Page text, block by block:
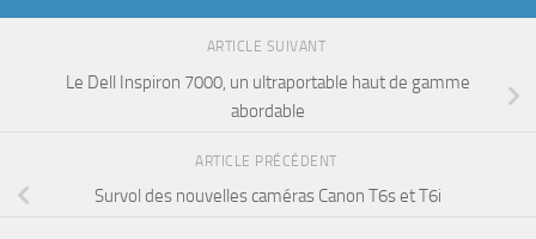
ARTICLE SUIVANT
Le Dell Inspiron 7000, un ultraportable haut de gamme
abordable
ARTICLE PRÉCÉDENT
Survol des nouvelles caméras Canon T6s et T6i